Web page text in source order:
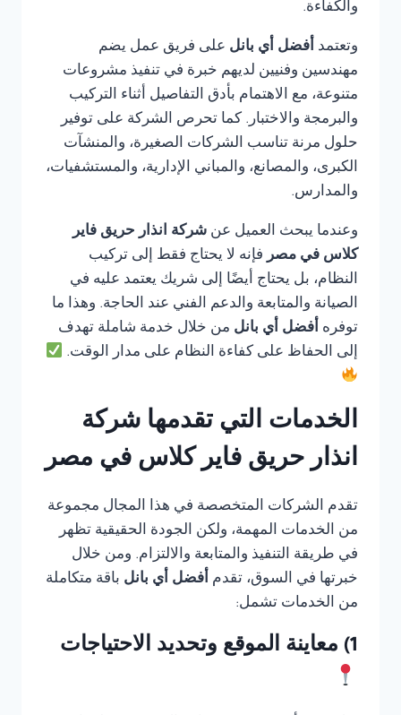
والكفاءة.
وتعتمد أفضل أي بانل على فريق عمل يضم
مهندسين وفنيين لديهم خبرة في تنفيذ مشروعات
متنوعة، مع الاهتمام بأدق التفاصيل أثناء التركيب
والبرمجة والاختبار. كما تحرص الشركة على توفير
حلول مرنة تناسب الشركات الصغيرة، والمنشآت
الكبرى، والمصانع، والمباني الإدارية، والمستشفيات،
والمدارس.
وعندما يبحث العميل عن شركة انذار حريق فاير
كلاس في مصر فإنه لا يحتاج فقط إلى تركيب
النظام، بل يحتاج أيضًا إلى شريك يعتمد عليه في
الصيانة والمتابعة والدعم الفني عند الحاجة. وهذا ما
توفره أفضل أي بانل من خلال خدمة شاملة تهدف
إلى الحفاظ على كفاءة النظام على مدار الوقت.
الخدمات التي تقدمها شركة
انذار حريق فاير كلاس في مصر
تقدم الشركات المتخصصة في هذا المجال مجموعة
من الخدمات المهمة، ولكن الجودة الحقيقية تظهر
في طريقة التنفيذ والمتابعة والالتزام. ومن خلال
خبرتها في السوق، تقدم أفضل أي بانل باقة متكاملة
من الخدمات تشمل:
1) معاينة الموقع وتحديد الاحتياجات